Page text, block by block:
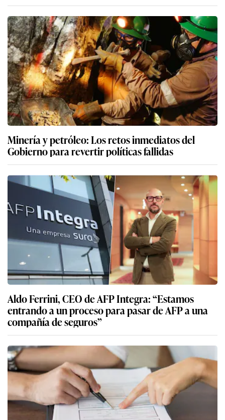
Minería y petróleo: Los retos inmediatos del
Gobierno para revertir políticas fallidas
Aldo Ferrini, CEO de AFP Integra: “Estamos
entrando a un proceso para pasar de AFP a una
compañía de seguros”